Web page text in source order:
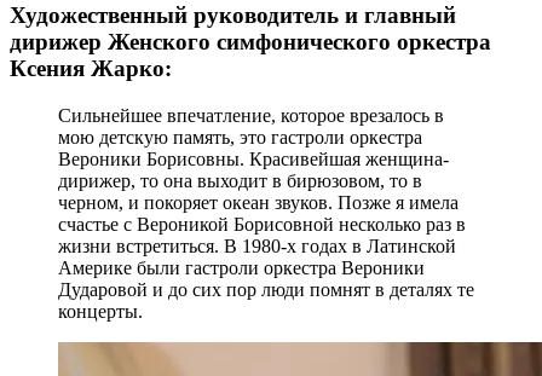
Художественный руководитель и главный
дирижер Женского симфонического оркестра
Ксения Жарко:
Сильнейшее впечатление, которое врезалось в
мою детскую память, это гастроли оркестра
Вероники Борисовны. Красивейшая женщина-
дирижер, то она выходит в бирюзовом, то в
черном, и покоряет океан звуков. Позже я имела
счастье с Вероникой Борисовной несколько раз в
жизни встретиться. В 1980-х годах в Латинской
Америке были гастроли оркестра Вероники
Дударовой и до сих пор люди помнят в деталях те
концерты.